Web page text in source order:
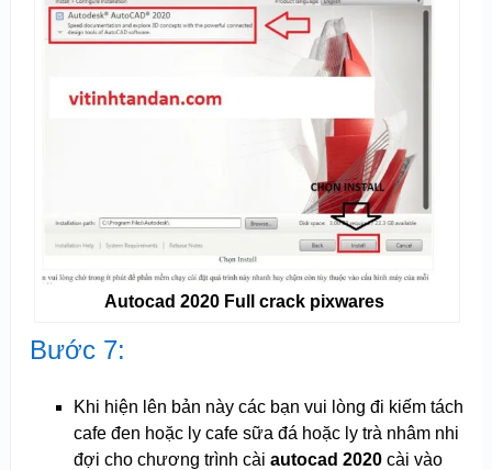
Autocad 2020 Full crack pixwares
Bước 7:
Khi hiện lên bản này các bạn vui lòng đi kiếm tách
cafe đen hoặc ly cafe sữa đá hoặc ly trà nhâm nhi
đợi cho chương trình cài autocad 2020 cài vào